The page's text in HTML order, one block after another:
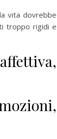
vita dovrebbe
troppo rigidi e